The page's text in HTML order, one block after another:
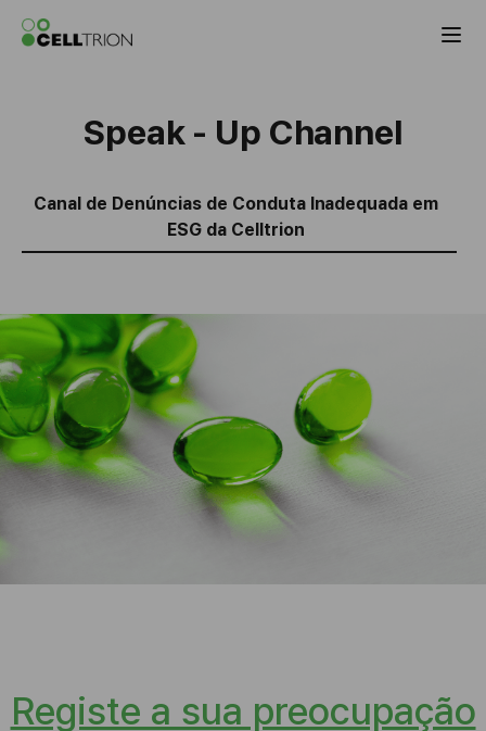
Celltrion the
Speak - Up Channel
Canal de Denúncias de Conduta Inadequada em
ESG da Celltrion
Registe a sua preocupação